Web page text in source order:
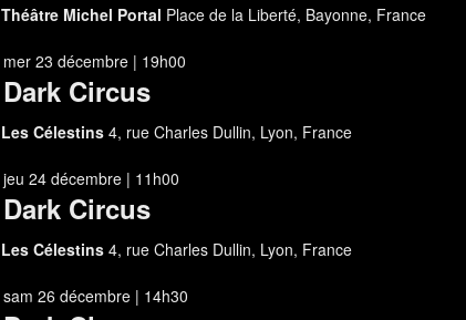
Théâtre Michel Portal Place de la Liberté, Bayonne, France
Dark Circus
mer 23 décembre | 19h00
Les Célestins 4, rue Charles Dullin, Lyon, France
Dark Circus
jeu 24 décembre | 11h00
Les Célestins 4, rue Charles Dullin, Lyon, France
sam 26 décembre | 14h30